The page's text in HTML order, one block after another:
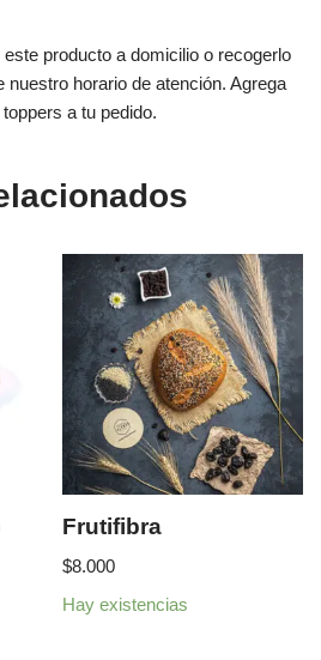
producto a domicilio o recogerlo
nuestro horario de atención. Agrega
a tu pedido.
Frutifibra
$8.000
Hay existencias